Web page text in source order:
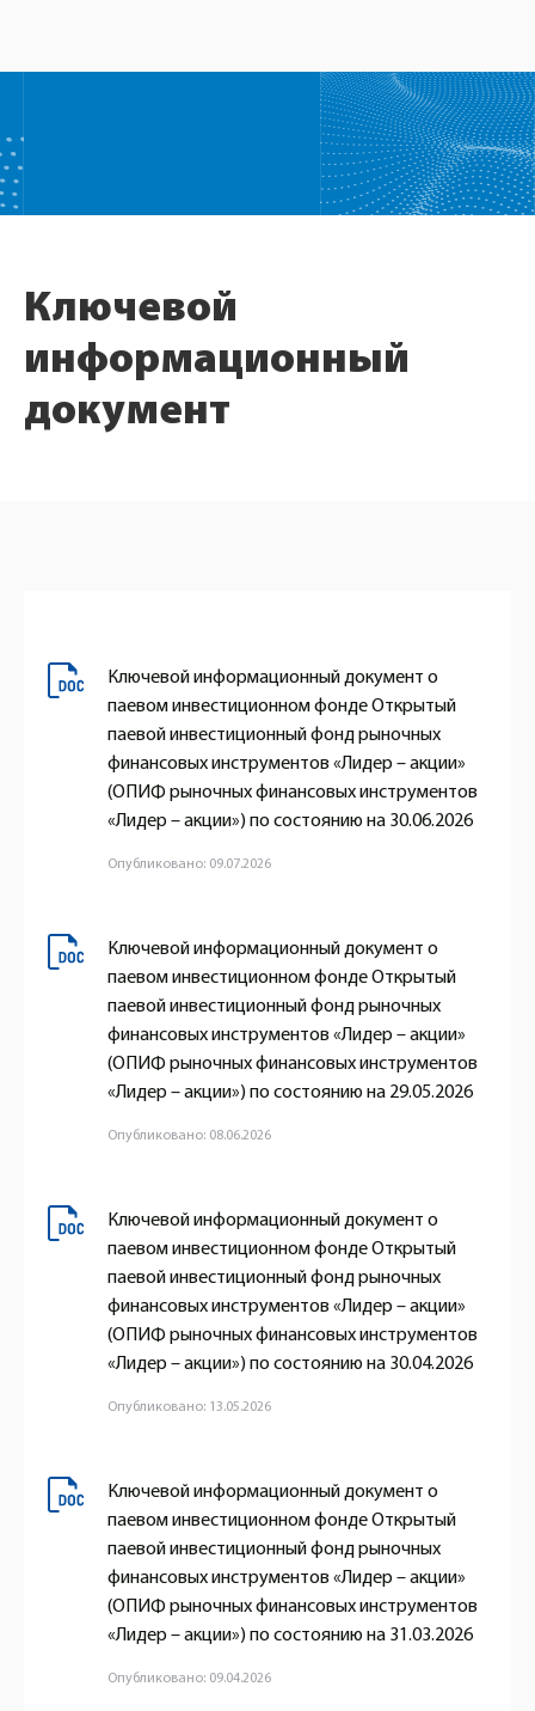
Ключевой
информационный
документ
Ключевой информационный документ о
паевом инвестиционном фонде Открытый
паевой инвестиционный фонд рыночных
финансовых инструментов «Лидер – акции»
(ОПИФ рыночных финансовых инструментов
«Лидер – акции») по состоянию на 30.06.2026
Опубликовано: 09.07.2026
Ключевой информационный документ о
паевом инвестиционном фонде Открытый
паевой инвестиционный фонд рыночных
финансовых инструментов «Лидер – акции»
(ОПИФ рыночных финансовых инструментов
«Лидер – акции») по состоянию на 29.05.2026
Опубликовано: 08.06.2026
Ключевой информационный документ о
паевом инвестиционном фонде Открытый
паевой инвестиционный фонд рыночных
финансовых инструментов «Лидер – акции»
(ОПИФ рыночных финансовых инструментов
«Лидер – акции») по состоянию на 30.04.2026
Опубликовано: 13.05.2026
Ключевой информационный документ о
паевом инвестиционном фонде Открытый
паевой инвестиционный фонд рыночных
финансовых инструментов «Лидер – акции»
(ОПИФ рыночных финансовых инструментов
«Лидер – акции») по состоянию на 31.03.2026
Опубликовано: 09.04.2026